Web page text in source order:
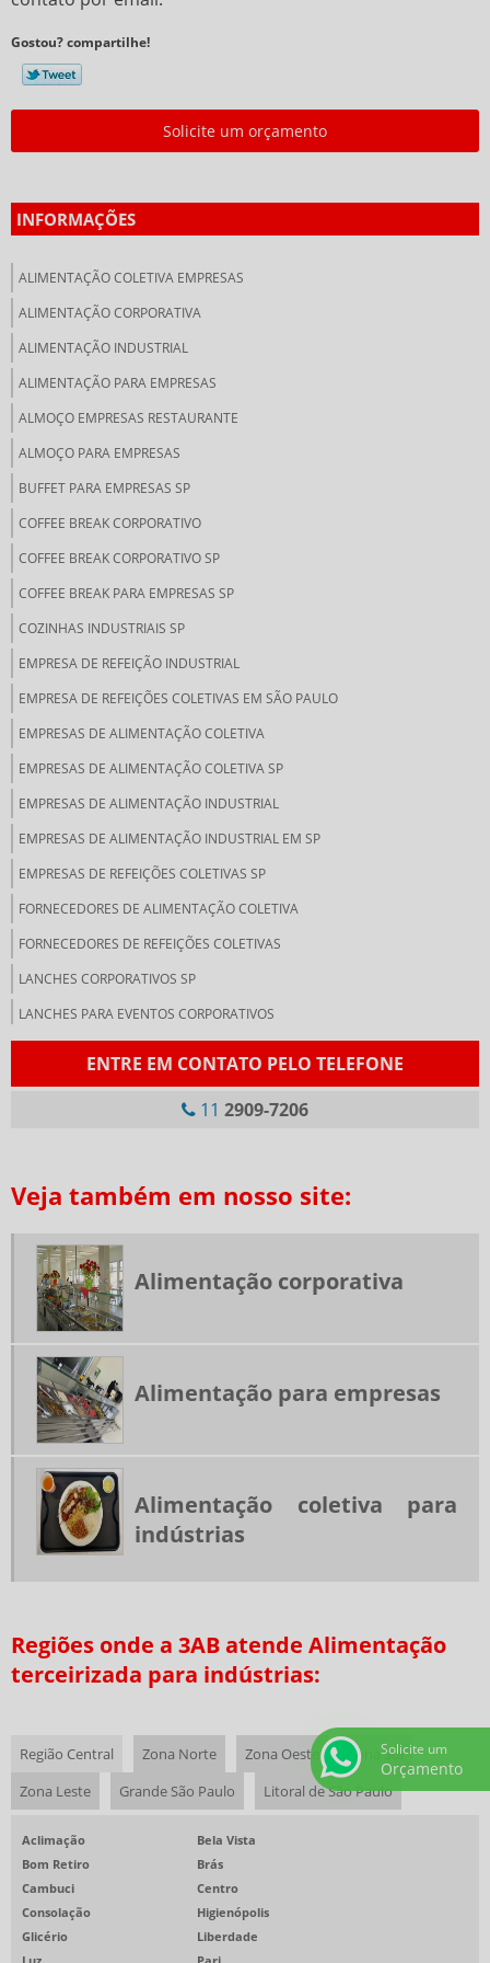
Gostou? compartilhe!
Solicite um orçamento
INFORMAÇÕES
ALIMENTAÇÃO COLETIVA EMPRESAS
ALIMENTAÇÃO CORPORATIVA
ALIMENTAÇÃO INDUSTRIAL
ALIMENTAÇÃO PARA EMPRESAS
ALMOÇO EMPRESAS RESTAURANTE
ALMOÇO PARA EMPRESAS
BUFFET PARA EMPRESAS SP
COFFEE BREAK CORPORATIVO
COFFEE BREAK CORPORATIVO SP
COFFEE BREAK PARA EMPRESAS SP
COZINHAS INDUSTRIAIS SP
EMPRESA DE REFEIÇÃO INDUSTRIAL
EMPRESA DE REFEIÇÕES COLETIVAS EM SÃO PAULO
EMPRESAS DE ALIMENTAÇÃO COLETIVA
EMPRESAS DE ALIMENTAÇÃO COLETIVA SP
EMPRESAS DE ALIMENTAÇÃO INDUSTRIAL
EMPRESAS DE ALIMENTAÇÃO INDUSTRIAL EM SP
EMPRESAS DE REFEIÇÕES COLETIVAS SP
FORNECEDORES DE ALIMENTAÇÃO COLETIVA
FORNECEDORES DE REFEIÇÕES COLETIVAS
LANCHES CORPORATIVOS SP
LANCHES PARA EVENTOS CORPORATIVOS
LANCHONETE PARA EMPRESAS
RESTAURANTE DE COLETIVIDADE
RESTAURANTES INDUSTRIAIS SP
RESTAURANTES TERCEIRIZADOS PARA EMPRESAS
SERVIÇO DE ALIMENTAÇÃO PARA EMPRESAS
SERVIÇO DE FORNECIMENTO DE REFEIÇÃO
SERVIÇOS DE ALIMENTAÇÃO
SERVIÇOS DE ALIMENTAÇÃO CORPORATIVA
SERVIÇOS DE REFEIÇÕES COLETIVAS
TERCEIRIZAÇÃO ALIMENTAÇÃO COLETIVA
TERCEIRIZAÇÃO DE REFEIÇÕES
REFEIÇÕES COLETIVAS SP
SERVIÇOS DE ALIMENTAÇÃO PRIVATIVOS
RESTAURANTE CORPORATIVO
EMPRESAS DE ALIMENTAÇÃO SAUDÁVEL
RESTAURANTE EVENTO CORPORATIVO
BUFFET ALMOÇO CORPORATIVO
RESTAURANTE EVENTO CORPORATIVO SP
ENTRE EM CONTATO PELO TELEFONE
11 2909-7206
Veja também em nosso site:
Alimentação corporativa
Alimentação para empresas
Alimentação coletiva para
indústrias
Regiões onde a 3AB atende Alimentação
terceirizada para indústrias:
Região Central Zona Norte Zona Oeste
Zona Sul
Zona Leste
Grande São Paulo Litoral de São Paulo
Aclimação
Bela Vista
Bom Retiro
Brás
Cambuci
Centro
Consolação
Higienópolis
Glicério
Liberdade
Solicite um
Orçamento